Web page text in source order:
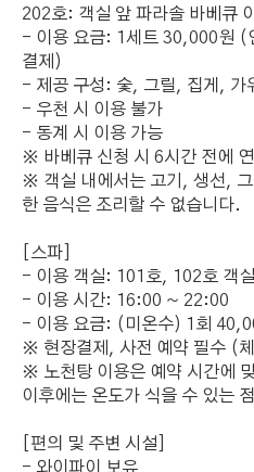
202호: 객실 앞 파라솔 바베큐
- 이용 요금: 1세트 30,000원 (
결제)
- 제공 구성: 숯, 그릴, 집게, 가
- 우천 시 이용 불가
- 동계 시 이용 가능
※ 바베큐 신청 시 6시간 전에
※ 객실 내에서는 고기, 생선,
한 음식은 조리할 수 없습니다.
[스파]
- 이용 객실: 101호, 102호 객
- 이용 시간: 16:00 ~ 22:00
- 이용 요금: (미온수) 1회
※ 현장결제, 사전 예약 필수 (
※ 노천탕 이용은 예약 시간에
이후에는 온도가 식을 수 있는
[편의 및 주변 시설]
- 와이파이 보유